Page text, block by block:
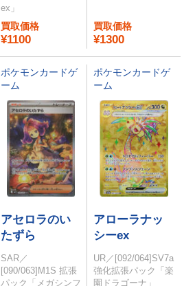
ex」
買取価格
¥1100
買取価格
¥1300
ポケモンカードゲ
ーム
アセロラのい
たずら
SAR／
[090/063]M1S 拡張
パック「メガシンフ
ポケモンカードゲ
ーム
アローラナッ
シーex
UR／[092/064]SV7a
強化拡張パック「楽
園ドラゴーナ」